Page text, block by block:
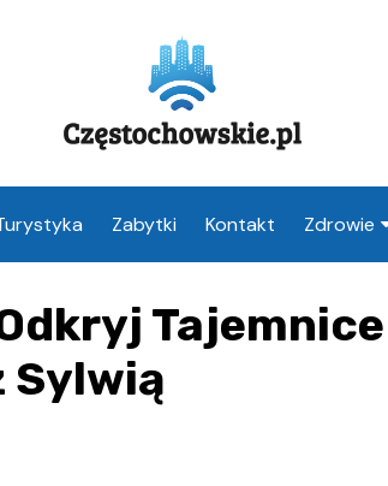
Zabytki Kontakt Zdrowie
Lekarz
Tajemnice
Sylwią